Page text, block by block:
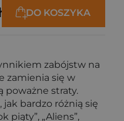
DO KOSZYKA
zabójstw na
zamienia się w
poważne straty.
bardzo różnią się
piąty”, „Aliens”,